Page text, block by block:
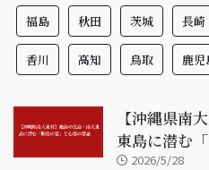
福島 秋田 茨城 長崎
香川 高知 鳥取 鹿児
【沖縄県南
東島に潜む
2026/5/28